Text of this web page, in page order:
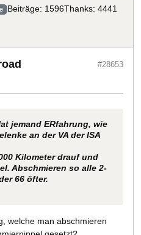
Beiträge: 1596Thanks: 4441
#28653
jemand ERfahrung, wie
an der VA der ISA
Kilometer drauf und
Abschmieren so alle 2-
66 öfter.
welche man abschmieren